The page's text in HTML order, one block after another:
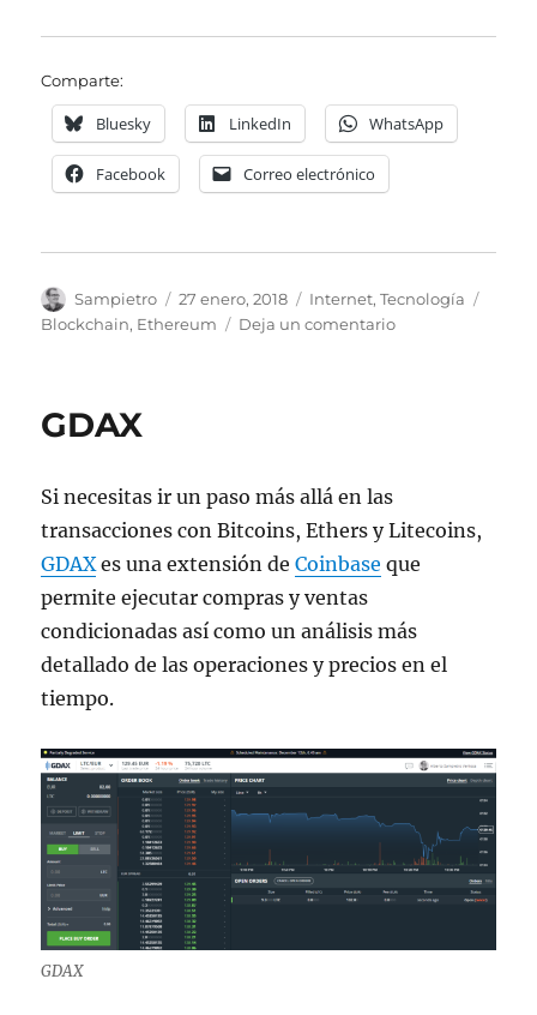
Comparte:
Bluesky LinkedIn WhatsApp
Facebook Correo electrónico
Autor
Sampietro
Publicado
el
27 enero, 2018 Categorías
Internet,Tecnología
Blockchain, Ethereum Deja un comentarioen
GDAX
Si necesitas ir un paso más allá en las
transacciones con Bitcoins, Ethers y Litecoins,
GDAXes una extensión deCoinbase que
permite ejecutar compras y ventas
condicionadas así como un análisis más
detallado de las operaciones y precios en el
tiempo.
GDAX